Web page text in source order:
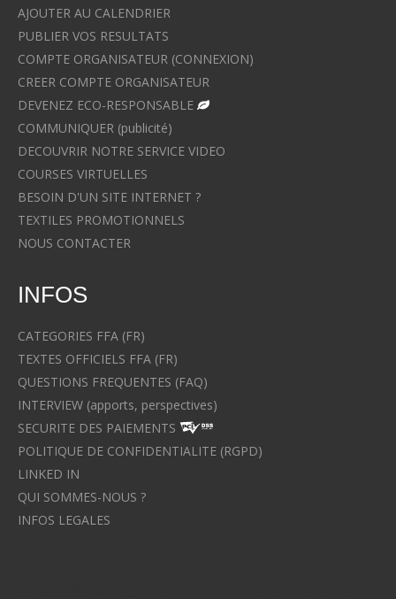
AJOUTER AU CALENDRIER
PUBLIER VOS RESULTATS
COMPTE ORGANISATEUR (CONNEXION)
CREER COMPTE ORGANISATEUR
DEVENEZ ECO-RESPONSABLE
COMMUNIQUER (publicité)
DECOUVRIR NOTRE SERVICE VIDEO
COURSES VIRTUELLES
BESOIN D'UN SITE INTERNET ?
TEXTILES PROMOTIONNELS
NOUS CONTACTER
INFOS
CATEGORIES FFA (FR)
TEXTES OFFICIELS FFA (FR)
QUESTIONS FREQUENTES (FAQ)
INTERVIEW (apports, perspectives)
SECURITE DES PAIEMENTS
POLITIQUE DE CONFIDENTIALITE (RGPD)
LINKED IN
QUI SOMMES-NOUS ?
INFOS LEGALES